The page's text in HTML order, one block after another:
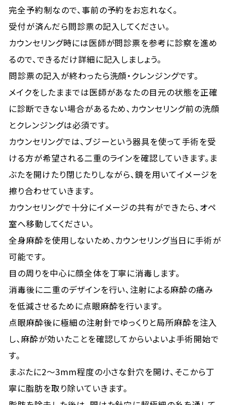
完全予約制なので、事前の予約をお忘れなく。
受付が済んだら問診票の記入してください。
カウンセリング時には医師が問診票を参考に診察を進め
るので、できるだけ詳細に記入しましょう。
問診票の記入が終わったら洗顔・クレンジングです。
メイクをしたままでは医師があなたの目元の状態を正確
に診断できない場合があるため、カウンセリング前の洗顔
とクレンジングは必須です。
カウンセリングでは、ブジーという器具を使って手術を受
ける方が希望される二重のラインを確認していきます。ま
ぶたを開けたり閉じたりしながら、鏡を用いてイメージを
擦り合わせていきます。
カウンセリングで十分にイメージの共有ができたら、オペ
室へ移動してください。
全身麻酔を使用しないため、カウンセリング当日に手術が
可能です。
目の周りを中心に顔全体を丁寧に消毒します。
消毒後に二重のデザインを行い、注射による麻酔の痛み
を低減させるために点眼麻酔を行います。
点眼麻酔後に極細の注射針でゆっくりと局所麻酔を注入
し、麻酔が効いたことを確認してからいよいよ手術開始で
す。
まぶたに2～3mm程度の小さな針穴を開け、そこから丁
寧に脂肪を取り除いていきます。